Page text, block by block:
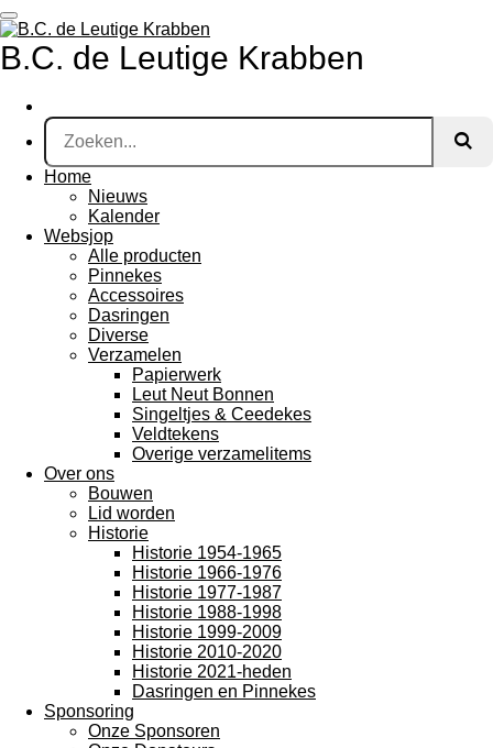
Ga
direct
naar
B.C. de Leutige Krabben
Home
Nieuws
Kalender
Websjop
Alle producten
Pinnekes
Accessoires
Dasringen
Diverse
Verzamelen
Papierwerk
Leut Neut Bonnen
Singeltjes & Ceedekes
Veldtekens
Overige verzamelitems
Over ons
Bouwen
Lid worden
Historie
Historie 1954-1965
Historie 1966-1976
Historie 1977-1987
Historie 1988-1998
Historie 1999-2009
Historie 2010-2020
Historie 2021-heden
Dasringen en Pinnekes
Sponsoring
Onze Sponsoren